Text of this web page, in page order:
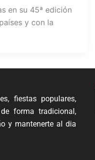
en su 45ª edición
y con la
fiestas populares,
forma tradicional,
y mantenerte al dia